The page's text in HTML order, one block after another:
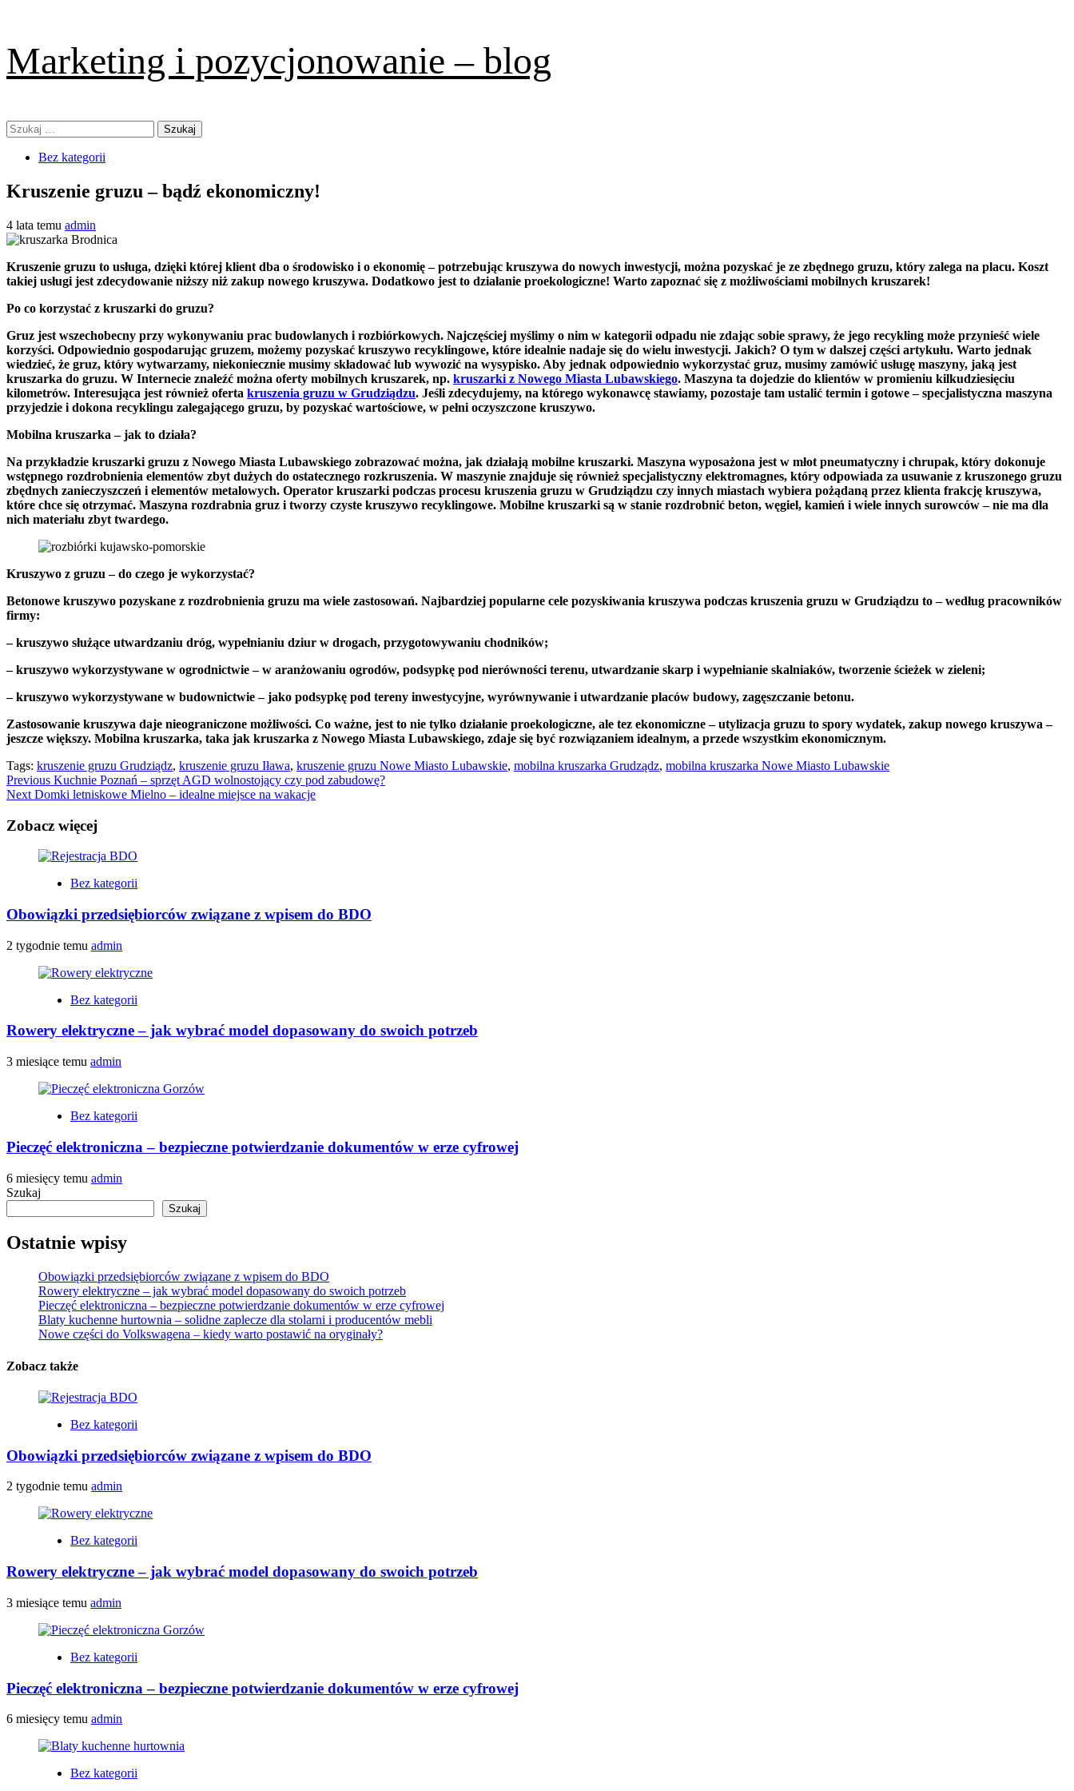
to
content
Marketing i pozycjonowanie – blog
Primary
Menu
Szukaj:
Bez kategorii
Kruszenie gruzu – bądź ekonomiczny!
4 lata temu admin
Kruszenie gruzu to usługa, dzięki której klient dba o środowisko i o ekonomię – potrzebując kruszywa do nowych inwestycji, można pozyskać je ze zbędnego gruzu, który zalega na placu. Koszt
takiej usługi jest zdecydowanie niższy niż zakup nowego kruszywa. Dodatkowo jest to działanie proekologiczne! Warto zapoznać się z możliwościami mobilnych kruszarek!
Po co korzystać z kruszarki do gruzu?
Gruz jest wszechobecny przy wykonywaniu prac budowlanych i rozbiórkowych. Najczęściej myślimy o nim w kategorii odpadu nie zdając sobie sprawy, że jego recykling może przynieść wiele
korzyści. Odpowiednio gospodarując gruzem, możemy pozyskać kruszywo recyklingowe, które idealnie nadaje się do wielu inwestycji. Jakich? O tym w dalszej części artykułu. Warto jednak
wiedzieć, że gruz, który wytwarzamy, niekoniecznie musimy składować lub wywozić na wysypisko. Aby jednak odpowiednio wykorzystać gruz, musimy zamówić usługę maszyny, jaką jest
kruszarka do gruzu. W Internecie znaleźć można oferty mobilnych kruszarek, np. kruszarki z Nowego Miasta Lubawskiego. Maszyna ta dojedzie do klientów w promieniu kilkudziesięciu
kilometrów. Interesująca jest również oferta kruszenia gruzu w Grudziądzu. Jeśli zdecydujemy, na którego wykonawcę stawiamy, pozostaje tam ustalić termin i gotowe – specjalistyczna maszyna
przyjedzie i dokona recyklingu zalegającego gruzu, by pozyskać wartościowe, w pełni oczyszczone kruszywo.
Mobilna kruszarka – jak to działa?
Na przykładzie kruszarki gruzu z Nowego Miasta Lubawskiego zobrazować można, jak działają mobilne kruszarki. Maszyna wyposażona jest w młot pneumatyczny i chrupak, który dokonuje
wstępnego rozdrobnienia elementów zbyt dużych do ostatecznego rozkruszenia. W maszynie znajduje się również specjalistyczny elektromagnes, który odpowiada za usuwanie z kruszonego gruzu
zbędnych zanieczyszczeń i elementów metalowych. Operator kruszarki podczas procesu kruszenia gruzu w Grudziądzu czy innych miastach wybiera pożądaną przez klienta frakcję kruszywa,
które chce się otrzymać. Maszyna rozdrabnia gruz i tworzy czyste kruszywo recyklingowe. Mobilne kruszarki są w stanie rozdrobnić beton, węgiel, kamień i wiele innych surowców – nie ma dla
nich materiału zbyt twardego.
Kruszywo z gruzu – do czego je wykorzystać?
Betonowe kruszywo pozyskane z rozdrobnienia gruzu ma wiele zastosowań. Najbardziej popularne cele pozyskiwania kruszywa podczas kruszenia gruzu w Grudziądzu to – według pracowników
firmy:
– kruszywo służące utwardzaniu dróg, wypełnianiu dziur w drogach, przygotowywaniu chodników;
– kruszywo wykorzystywane w ogrodnictwie – w aranżowaniu ogrodów, podsypkę pod nierówności terenu, utwardzanie skarp i wypełnianie skalniaków, tworzenie ścieżek w zieleni;
– kruszywo wykorzystywane w budownictwie – jako podsypkę pod tereny inwestycyjne, wyrównywanie i utwardzanie placów budowy, zagęszczanie betonu.
Zastosowanie kruszywa daje nieograniczone możliwości. Co ważne, jest to nie tylko działanie proekologiczne, ale tez ekonomiczne – utylizacja gruzu to spory wydatek, zakup nowego kruszywa –
jeszcze większy. Mobilna kruszarka, taka jak kruszarka z Nowego Miasta Lubawskiego, zdaje się być rozwiązaniem idealnym, a przede wszystkim ekonomicznym.
Tags: kruszenie gruzu Grudziądz, kruszenie gruzu Iława, kruszenie gruzu Nowe Miasto Lubawskie, mobilna kruszarka Grudządz, mobilna kruszarka Nowe Miasto Lubawskie
Continue
Reading
Previous Kuchnie Poznań – sprzęt AGD wolnostojący czy pod zabudowę?
Next Domki letniskowe Mielno – idealne miejsce na wakacje
Zobacz więcej
Bez kategorii
Obowiązki przedsiębiorców związane z wpisem do BDO
2 tygodnie temu admin
Bez kategorii
Rowery elektryczne – jak wybrać model dopasowany do swoich potrzeb
3 miesiące temu admin
Bez kategorii
Pieczęć elektroniczna – bezpieczne potwierdzanie dokumentów w erze cyfrowej
6 miesięcy temu admin
Szukaj
Szukaj
Ostatnie wpisy
Obowiązki przedsiębiorców związane z wpisem do BDO
Rowery elektryczne – jak wybrać model dopasowany do swoich potrzeb
Pieczęć elektroniczna – bezpieczne potwierdzanie dokumentów w erze cyfrowej
Blaty kuchenne hurtownia – solidne zaplecze dla stolarni i producentów mebli
Nowe części do Volkswagena – kiedy warto postawić na oryginały?
Zobacz także
Bez kategorii
Obowiązki przedsiębiorców związane z wpisem do BDO
2 tygodnie temu admin
Bez kategorii
Rowery elektryczne – jak wybrać model dopasowany do swoich potrzeb
3 miesiące temu admin
Bez kategorii
Pieczęć elektroniczna – bezpieczne potwierdzanie dokumentów w erze cyfrowej
6 miesięcy temu admin
Bez kategorii